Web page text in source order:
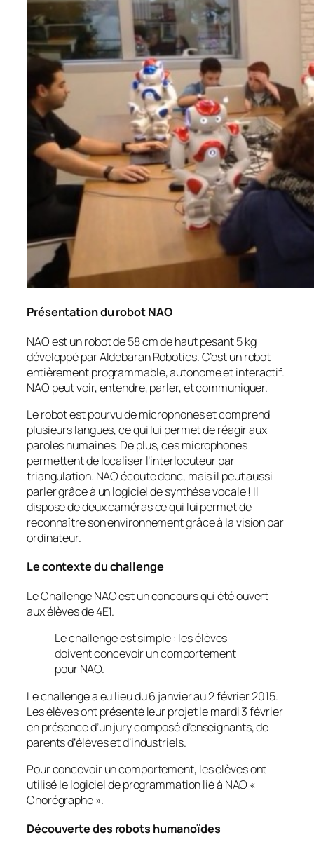
Présentation du robot NAO
NAO est un robot de 58 cm de haut pesant 5 kg
développé par Aldebaran Robotics. C’est un robot
entièrement programmable, autonome et interactif.
NAO peut voir, entendre, parler, et communiquer.
Le robot est pourvu de microphones et comprend
plusieurs langues, ce qui lui permet de réagir aux
paroles humaines. De plus, ces microphones
permettent de localiser l’interlocuteur par
triangulation. NAO écoute donc, mais il peut aussi
parler grâce à un logiciel de synthèse vocale ! Il
dispose de deux caméras ce qui lui permet de
reconnaître son environnement grâce à la vision par
ordinateur.
Le contexte du challenge
Le Challenge NAO est un concours qui été ouvert
aux élèves de 4E1.
Le challenge est simple : les élèves
doivent concevoir un comportement
pour NAO.
Le challenge a eu lieu du 6 janvier au 2 février 2015.
Les élèves ont présenté leur projet le mardi 3 février
en présence d’un jury composé d’enseignants, de
parents d’élèves et d’industriels.
Pour concevoir un comportement, les élèves ont
utilisé le logiciel de programmation lié à NAO «
Chorégraphe ».
Découverte des robots humanoïdes